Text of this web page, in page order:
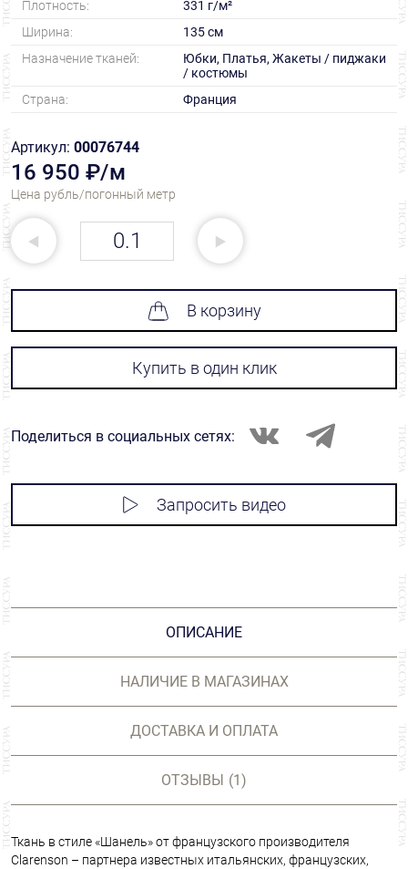
Плотность:
331 г/м²
Ширина:
135 см
Назначение тканей:
Юбки, Платья, Жакеты / пиджаки
/ костюмы
Страна:
Франция
Артикул: 00076744
16 950 ₽/м
Цена рубль/погонный метр
В корзину
Купить в один клик
Поделиться в социальных сетях:
Запросить видео
ОПИСАНИЕ
НАЛИЧИЕ В МАГАЗИНАХ
ДОСТАВКА И ОПЛАТА
ОТЗЫВЫ (1)
Ткань в стиле «Шанель» от французского производителя
Clarenson – партнера известных итальянских, французских,